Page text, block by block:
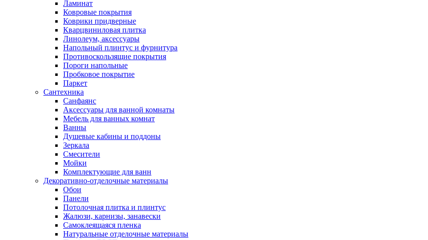
Ламинат
Ковровые покрытия
Коврики придверные
Кварцвиниловая плитка
Линолеум, аксессуары
Напольный плинтус и фурнитура
Противоскользящие покрытия
Пороги напольные
Пробковое покрытие
Паркет
Сантехника
Санфаянс
Аксессуары для ванной комнаты
Мебель для ванных комнат
Ванны
Душевые кабины и поддоны
Зеркала
Смесители
Мойки
Комплектующие для ванн
Декоративно-отделочные материалы
Обои
Панели
Потолочная плитка и плинтус
Жалюзи, карнизы, занавески
Самоклеящаяся пленка
Натуральные отделочные материалы